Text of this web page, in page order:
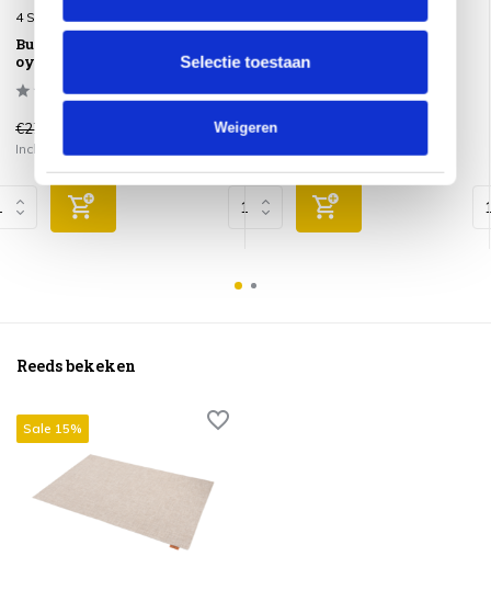
Selectie toestaan
Weigeren
4 Seasons Outdoor
Buitenkleed 150 cm rond
oyster
€275,00
Incl. btw
4 Seasons Outdoor
oyster
€375,00
Reeds bekeken
Sale 15%